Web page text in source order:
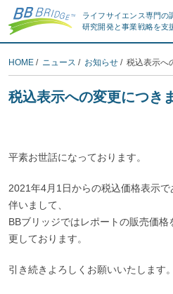
ライフサイエンス専門の
研究開発と事業戦略を支
HOME / ニュース / お知らせ / 税込表示へ
税込表示への変更につき
平素お世話になっております。
2021年4月1日からの税込価格表示
伴いまして、
BBブリッジではレポートの販売価
更しております。
引き続きよろしくお願いいたします。